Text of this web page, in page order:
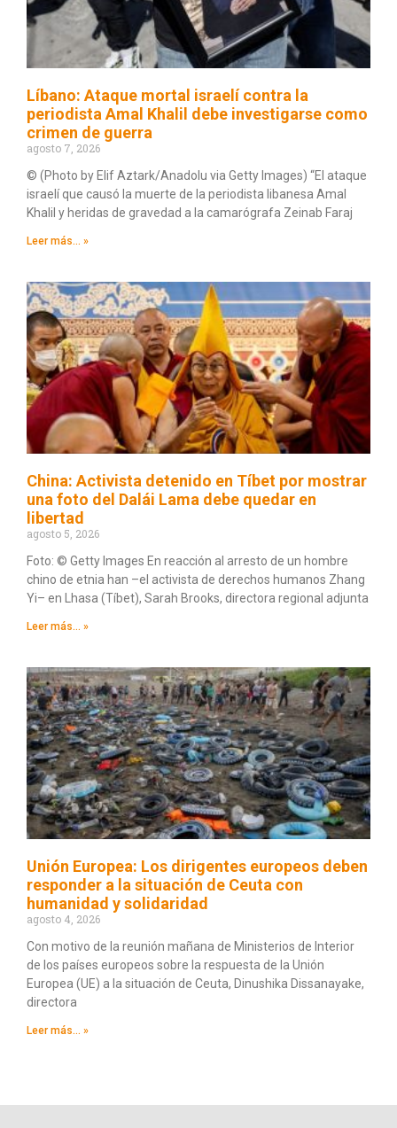
Líbano: Ataque mortal israelí contra la
periodista Amal Khalil debe investigarse como
crimen de guerra
agosto 7, 2026
© (Photo by Elif Aztark/Anadolu via Getty Images) “El ataque
israelí que causó la muerte de la periodista libanesa Amal
Khalil y heridas de gravedad a la camarógrafa Zeinab Faraj
Leer más... »
China: Activista detenido en Tíbet por mostrar
una foto del Dalái Lama debe quedar en
libertad
agosto 5, 2026
Foto: © Getty Images En reacción al arresto de un hombre
chino de etnia han –el activista de derechos humanos Zhang
Yi– en Lhasa (Tíbet), Sarah Brooks, directora regional adjunta
Leer más... »
Unión Europea: Los dirigentes europeos deben
responder a la situación de Ceuta con
humanidad y solidaridad
agosto 4, 2026
Con motivo de la reunión mañana de Ministerios de Interior
de los países europeos sobre la respuesta de la Unión
Europea (UE) a la situación de Ceuta, Dinushika Dissanayake,
directora
Leer más... »